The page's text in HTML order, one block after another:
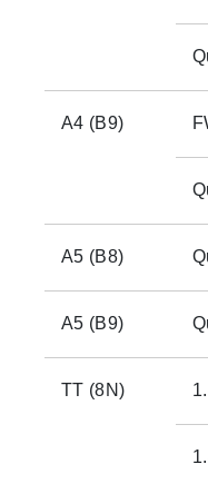
A4 (B9)
A5 (B8)
A5 (B9)
TT (8N)